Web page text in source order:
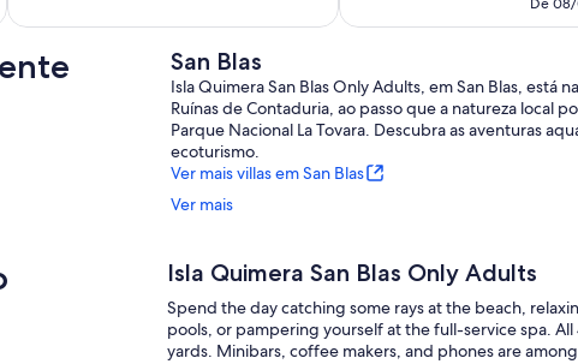
comentários
10,
comentário
San Blas
Isla Quimera San Blas Only Adults, em San Blas, está
Ruínas de Contaduria, ao passo que a natureza local
Parque Nacional La Tovara. Descubra as aventuras
ecoturismo.
Ver mais villas em San Blas
Ver mais
Isla Quimera San Blas Only Adults
Spend the day catching some rays at the beach,
pools, or pampering yourself at the full-service spa.
yards. Minibars, coffee makers, and phones are